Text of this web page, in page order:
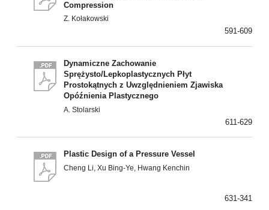
Compression
Z. Kołakowski
591-609
Dynamiczne Zachowanie
Sprężysto/Lepkoplastycznych Płyt
Prostokątnych z Uwzględnieniem Zjawiska
Opóźnienia Plastycznego
A. Stolarski
611-629
Plastic Design of a Pressure Vessel
Cheng Li, Xu Bing-Ye, Hwang Kenchin
631-341